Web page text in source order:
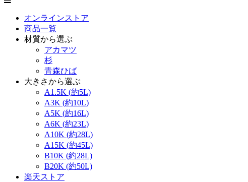
オンラインストア
商品一覧
材質から選ぶ
アカマツ
杉
青森ひば
大きさから選ぶ
A1.5K (約5L)
A3K (約10L)
A5K (約16L)
A6K (約23L)
A10K (約28L)
A15K (約45L)
B10K (約28L)
B20K (約50L)
楽天ストア